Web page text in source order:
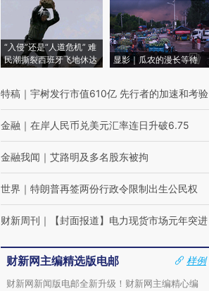
“入侵”还是“人道危机” 难
民潮撕裂西班牙飞地休达
显影｜瓜农的漫长等待
特稿 ｜ 宇树发行市值610亿 先行者的加速和考验
金融 ｜ 在岸人民币兑美元汇率连日升破6.75
金融我闻 ｜ 艾路明及多名股东被拘
世界 ｜ 特朗普再签两份行政令限制出生公民权
财新周刊 ｜ 【封面报道】电力现货市场元年突进
财新网主编精选版电邮
样例
财新网新闻版电邮全新升级！财新网主编精心编